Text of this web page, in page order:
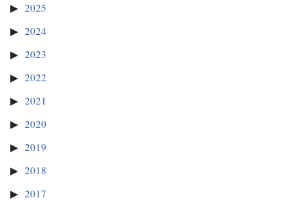
2025
2024
2023
2022
2021
2020
2019
2018
2017